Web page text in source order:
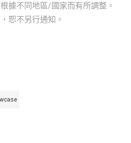
據不同地區/國家而有所調整。
恕不另行通知。